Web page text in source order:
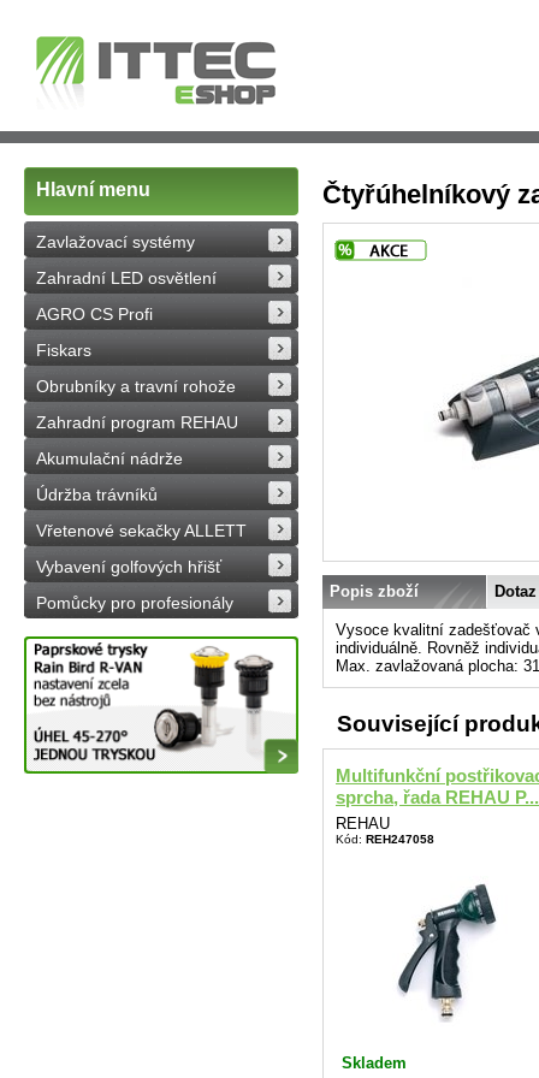
Hlavní menu
Zavlažovací systémy
Zahradní LED osvětlení
AGRO CS Profi
Fiskars
Obrubníky a travní rohože
Zahradní program REHAU
Akumulační nádrže
Údržba trávníků
Vřetenové sekačky ALLETT
Vybavení golfových hřišť
Pomůcky pro profesionály
Čtyřúhelníkový
Popis zboží
Vysoce kvalitní zadešťovač
individuálně. Rovněž
Max. zavlažovaná plocha:
Související
Multifunkční
sprcha, řada REHAU P...
REHAU
Kód: REH247058
Skladem